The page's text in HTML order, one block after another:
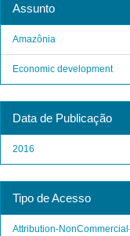
Assunto
Amazônia
Economic development
Data de Publicação
2016
Tipo de Acesso
Attribution-NonCommercial-